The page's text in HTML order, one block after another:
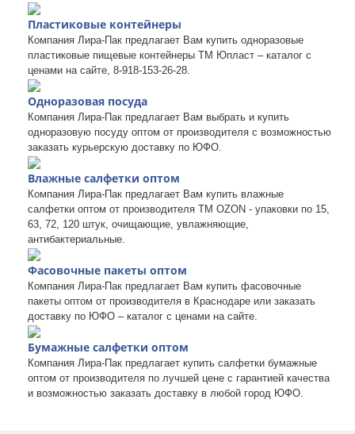
Пластиковые контейнеры
Компания Лира-Пак предлагает Вам купить одноразовые
пластиковые пищевые контейнеры ТМ Юпласт – каталог с
ценами на сайте, 8-918-153-26-28.
Одноразовая посуда
Компания Лира-Пак предлагает Вам выбрать и купить
одноразовую посуду оптом от производителя с возможностью
заказать курьерскую доставку по ЮФО.
Влажные салфетки оптом
Компания Лира-Пак предлагает Вам купить влажные
салфетки оптом от производителя ТМ OZON - упаковки по 15,
63, 72, 120 штук, очищающие, увлажняющие,
антибактериальные.
Фасовочные пакеты оптом
Компания Лира-Пак предлагает Вам купить фасовочные
пакеты оптом от производителя в Краснодаре или заказать
доставку по ЮФО – каталог с ценами на сайте.
Бумажные салфетки оптом
Компания Лира-Пак предлагает купить салфетки бумажные
оптом от производителя по лучшей цене с гарантией качества
и возможностью заказать доставку в любой город ЮФО.